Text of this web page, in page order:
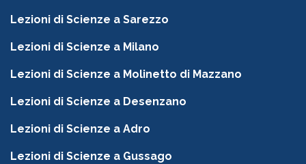
Lezioni di Scienze a Sarezzo
Lezioni di Scienze a Milano
Lezioni di Scienze a Molinetto di Mazzano
Lezioni di Scienze a Desenzano
Lezioni di Scienze a Adro
Lezioni di Scienze a Gussago